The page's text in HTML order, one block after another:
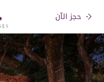
حجز الآن